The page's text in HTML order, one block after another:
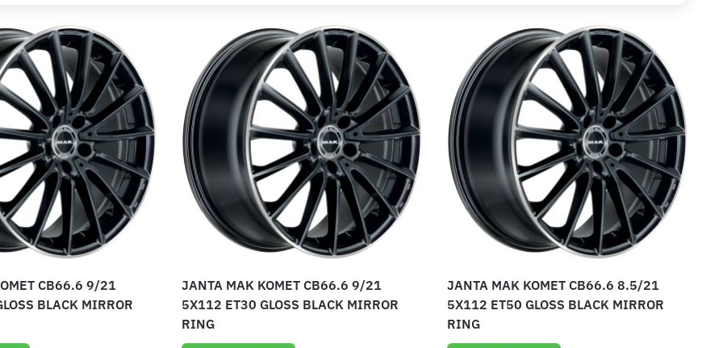
CB66.6 9/21
BLACK MIRROR
JANTA MAK KOMET CB66.6 9/21
5X112 ET30 GLOSS BLACK MIRROR
RING
JANTA MAK KOMET CB66.6 8.5/21
5X112 ET50 GLOSS BLACK MIRROR
RING